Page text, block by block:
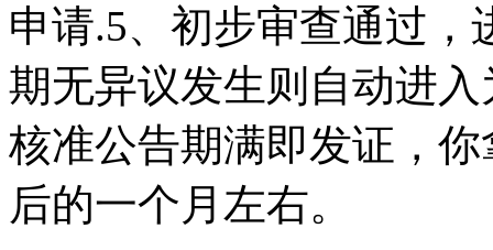
申请.5、初步审查通过，
期无异议发生则自动进
核准公告期满即发证，
后的一个月左右。